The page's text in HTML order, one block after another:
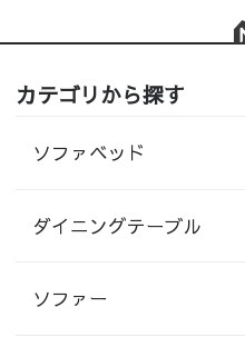
カテゴリから探す
ソファベッド
ダイニングテーブル
ソファー